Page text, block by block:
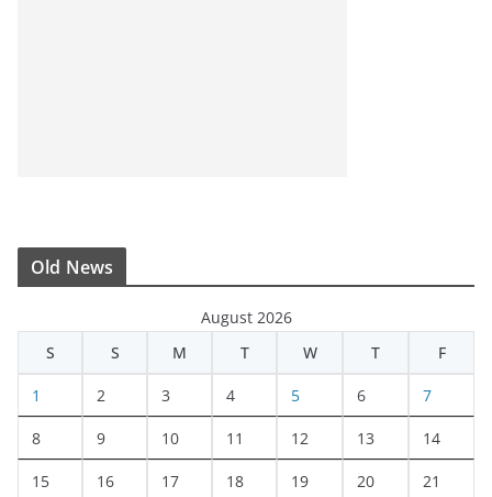
Old News
August 2026
S
S M T W T F
1 2 3 4 5 6 7
8 9 10 11 12 13 14
15 16 17 18 19 20 21